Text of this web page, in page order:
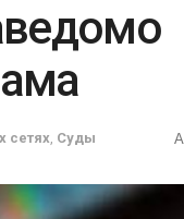
сетях Суды A